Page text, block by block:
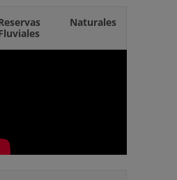
Naturales